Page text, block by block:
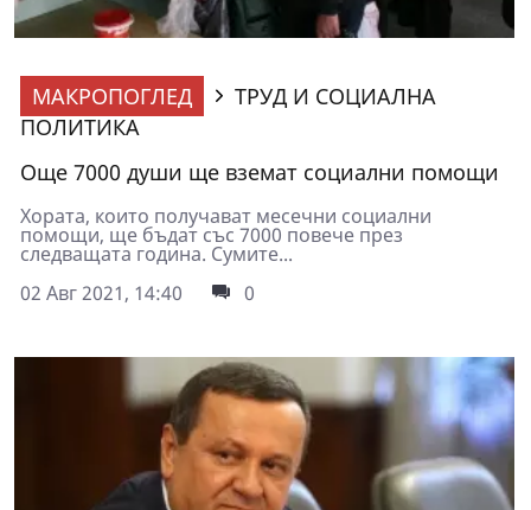
МАКРОПОГЛЕД
ТРУД И СОЦИАЛНА
ПОЛИТИКА
Още 7000 души ще вземат социални помощи
Хората, които получават месечни социални
помощи, ще бъдат със 7000 повече през
следващата година. Сумите...
02 Авг 2021, 14:40
0